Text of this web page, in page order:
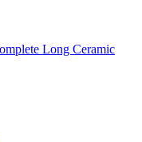
Long Ceramic